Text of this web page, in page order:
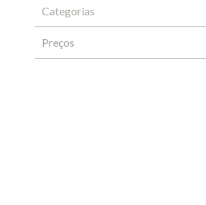
Categorias
Preços